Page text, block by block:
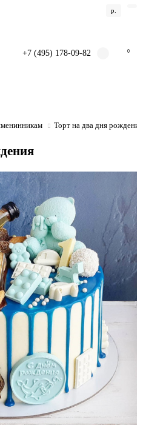
р.
+7 (495) 178-09-82 0
Торт на два дня рождения